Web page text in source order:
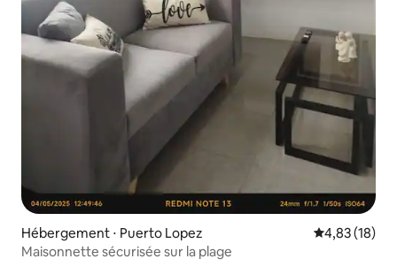
Hébergement ⋅ Puerto Lopez Évaluation
4,83 (18)
Maisonnette sécurisée sur la plage